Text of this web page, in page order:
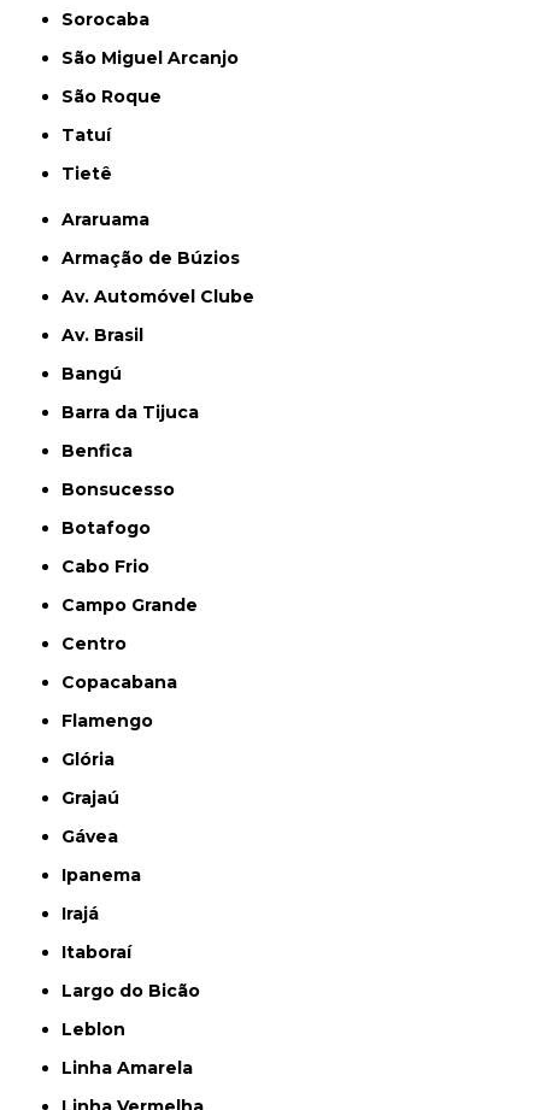
Sorocaba
São Miguel Arcanjo
São Roque
Tatuí
Tietê
Araruama
Armação de Búzios
Av. Automóvel Clube
Av. Brasil
Bangú
Barra da Tijuca
Benfica
Bonsucesso
Botafogo
Cabo Frio
Campo Grande
Centro
Copacabana
Flamengo
Glória
Grajaú
Gávea
Ipanema
Irajá
Itaboraí
Largo do Bicão
Leblon
Linha Amarela